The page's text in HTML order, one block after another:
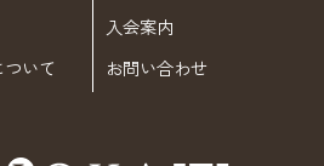
いて
入会案内
お問い合わせ